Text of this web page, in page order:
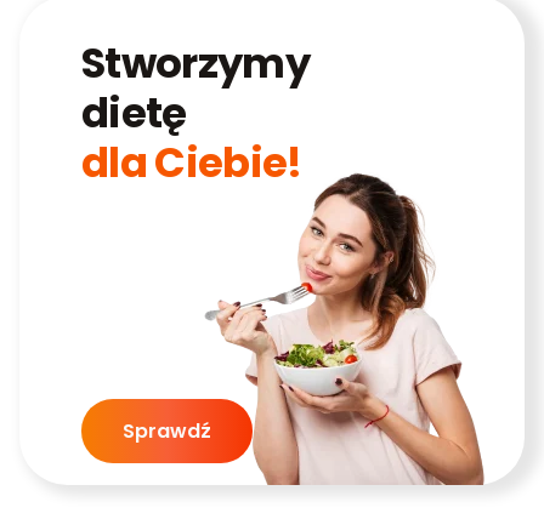
Stworzymy
dietę
dla Ciebie!
Sprawdź